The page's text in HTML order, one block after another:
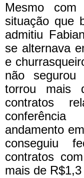
Mesmo
situação que
admitiu
se alternava
e
não
torrou mais
contratos
andamento
conseguiu
contratos
mais de